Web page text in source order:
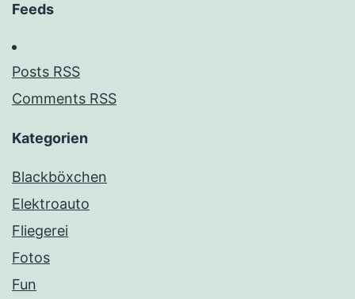
Feeds
Posts RSS
Comments RSS
Kategorien
Blackböxchen
Elektroauto
Fliegerei
Fotos
Fun